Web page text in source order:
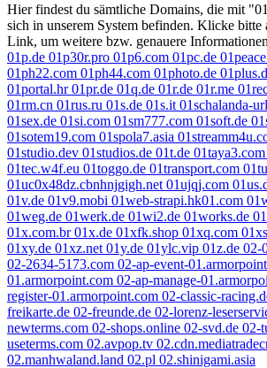
Hier findest du sämtliche Domains, die mit
sich in unserem System befinden. Klicke bitte
Link, um weitere bzw. genauere
01p.de 01p30r.pro 01p6.com 01pc.de
01ph22.com 01ph44.com 01photo.de
01portal.hr01pr.de 01q.de 01r.de 01r.me
01rm.cn 01rus.ru 01s.de 01s.it 01schalanda-
01sex.de 01si.com 01sm777.com 01soft.de
01sotem19.com 01spola7.asia
01studio.dev 01studios.de 01t.de 01taya3.com
01tec.w4f.eu 01toggo.de 01transport.com
01uc0x48dz.cbnhnjgigh.net 01ujqj.com
01v.de 01v9.mobi 01web-strapi.hk01.com
01weg.de 01werk.de 01wi2.de 01works.de
01x.com.br01x.de 01xfk.shop 01xq.com
01xy.de 01xz.net 01y.de 01ylc.vip 01z.de 02-
02-2634-5173.com 02-ap-event-
01.armorpoint.com 02-ap-manage-
register-01.armorpoint.com 02-classic-
freikarte.de 02-freunde.de 02-lorenz-
newterms.com 02-shops.online 02-svd.de 02-
useterms.com 02.avpop.tv
02.manhwaland.land 02.pl 02.shinigami.asia